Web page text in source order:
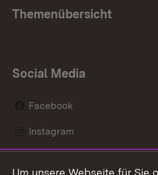
Themenübersicht
Social Media
Facebook
Instagram
Um unsere Webseite für Sie